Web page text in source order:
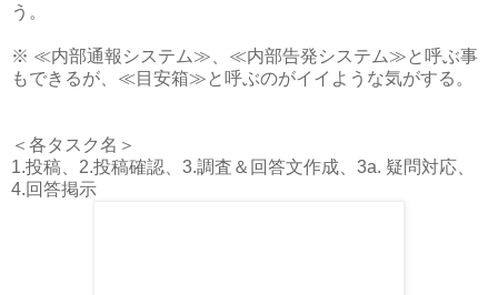
う。
※ ≪内部通報システム≫、≪内部告発システム≫と呼ぶ事
もできるが、≪目安箱≫と呼ぶのがイイような気がする。
＜各タスク名＞
1.投稿、2.投稿確認、3.調査＆回答文作成、3a. 疑問対応、
4.回答掲示